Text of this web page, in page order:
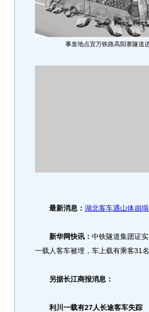
事发地点宜万铁路高阳寨隧道
最新消息： 湖北客车遇山体崩
新华网快讯： 中铁隧道集团证
一载人客车被埋，车上载有乘客31
另据长江商报消息：
利川一载有27人长途客车失踪